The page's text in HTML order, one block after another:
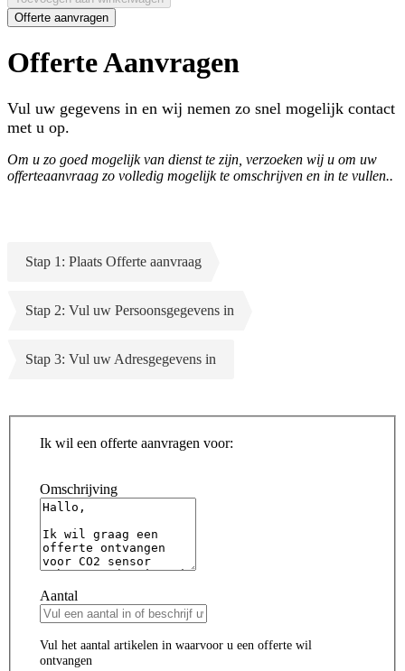
Offerte aanvragen
Offerte Aanvragen
Vul uw gegevens in en wij nemen zo snel mogelijk contact
met u op.
Om u zo goed mogelijk van dienst te zijn, verzoeken wij u om uw
offerteaanvraag zo volledig mogelijk te omschrijven en in te vullen..
Stap 1: Plaats Offerte aanvraag
Stap 2: Vul uw Persoonsgegevens in
Stap 3: Vul uw Adresgegevens in
Ik wil een offerte aanvragen voor:
Omschrijving
Aantal
Vul het aantal artikelen in waarvoor u een offerte wil
ontvangen